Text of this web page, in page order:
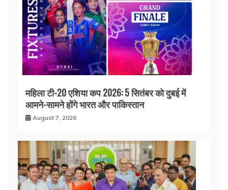
महिला टी-20 एशिया कप 2026: 5 सितंबर को दुबई में
आमने-सामने होंगे भारत और पाकिस्तान
August 7, 2026